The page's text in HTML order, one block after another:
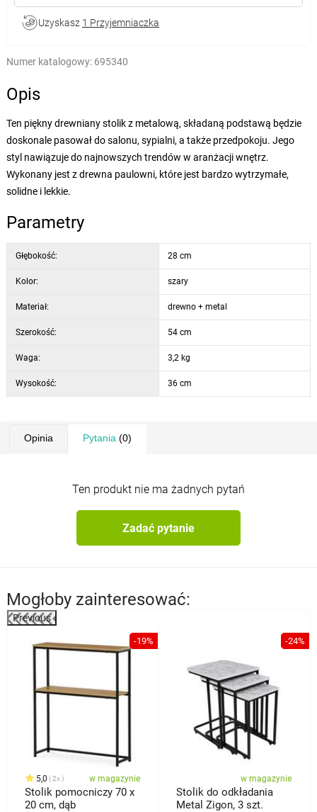
Uzyskasz 1 Przyjemniaczka
Numer katalogowy: 695340
Opis
Ten piękny drewniany stolik z metalową, składaną podstawą będzie
doskonale pasował do salonu, sypialni, a także przedpokoju. Jego
styl nawiązuje do najnowszych trendów w aranżacji wnętrz.
Wykonany jest z drewna paulowni, które jest bardzo wytrzymałe,
solidne i lekkie.
Parametry
Głębokość: 28 cm
Kolor: szary
Materiał: drewno + metal
Szerokość: 54 cm
Waga: 3,2 kg
Wysokość: 36 cm
Opinia Pytania (0)
Ten produkt nie ma żadnych pytań
Zadać pytanie
Mogłoby zainteresować:
Previous
-19%
5,0 2x w magazynie
Stolik pomocniczy 70 x
20 cm, dąb
-24%
w magazynie
Stolik do odkładania
Metal Zigon, 3 szt.